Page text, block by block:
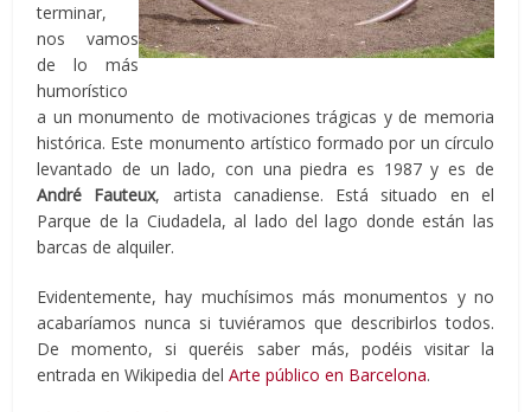
terminar,
nos vamos
de lo más
humorístico
a un monumento de motivaciones trágicas y de memoria
histórica. Este monumento artístico formado por un círculo
levantado de un lado, con una piedra es 1987 y es de
André Fauteux, artista canadiense. Está situado en el
Parque de la Ciudadela, al lado del lago donde están las
barcas de alquiler.
Evidentemente, hay muchísimos más monumentos y no
acabaríamos nunca si tuviéramos que describirlos todos.
De momento, si queréis saber más, podéis visitar la
entrada en Wikipedia delArte público en Barcelona.